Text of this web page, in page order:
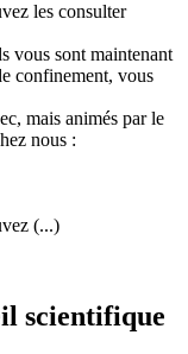
les consulter
vous sont maintenant
confinement, vous
mais animés par le
nous :
(...)
scientifique